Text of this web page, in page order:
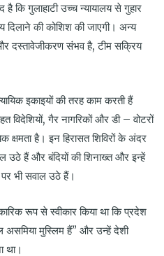
है कि गुलाहाटी उच्च न्यायालय से गुहार
दिलाने की कोशिश की जाएगी। अन्य
दस्तावेजीकरण संभव है, टीम सक्रिय
इकाइयों की तरह काम करती हैं
गैर नागरिकों और डी – वोटरों
क्षमता है। इन हिरासत शिविरों के अंदर
उठे हैं और बंदियों की शिनाख्त और इन्हें
पर भी सवाल उठे हैं।
रूप से स्वीकार किया था कि प्रदेश
असमिया मुस्लिम हैं” और उन्हें देशी
था।